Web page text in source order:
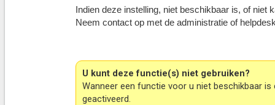
Indien deze instelling, niet beschikbaar is, of
Neem contact op met de administratie of
U kunt deze functie(s) niet gebruiken?
Wanneer een functie voor u niet beschikbaar
geactiveerd.